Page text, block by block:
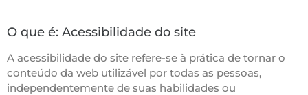
O que é: Acessibilidade do site
A acessibilidade do site refere-se à prática de tornar o
conteúdo da web utilizável por todas as pessoas,
independentemente de suas habilidades ou